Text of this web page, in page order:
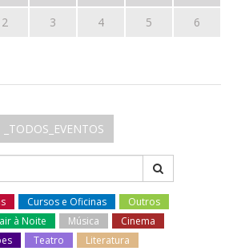
2 3 4 5 6
_TODOS_EVENTOS
Cursos e Oficinas
Outros
à Noite Música
Cinema
Teatro
Literatura